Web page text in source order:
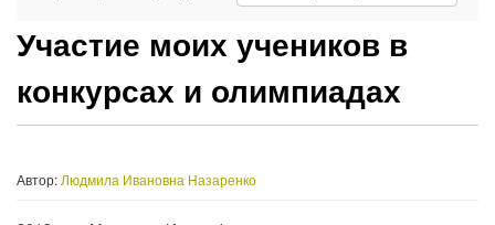
Участие моих учеников в
конкурсах и олимпиадах
Автор: Людмила Ивановна Назаренко